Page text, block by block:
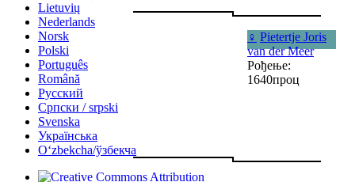
♀ Pietertje Joris
van der Meer
Рођење:
1640проц
Lietuvių
Nederlands
Norsk
Polski
Português
Română
Русский
Српски / srpski
Svenska
Українська
Oʻzbekcha/ўзбекча